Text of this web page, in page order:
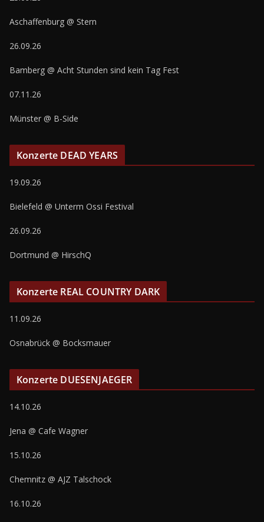
Aschaffenburg @ Stern
26.09.26
Bamberg @ Acht Stunden sind kein Tag Fest
07.11.26
Münster @ B-Side
Konzerte DEAD YEARS
19.09.26
Bielefeld @ Unterm Ossi Festival
26.09.26
Dortmund @ HirschQ
Konzerte REAL COUNTRY DARK
11.09.26
Osnabrück @ Bocksmauer
Konzerte DUESENJAEGER
14.10.26
Jena @ Cafe Wagner
15.10.26
Chemnitz @ AJZ Talschock
16.10.26